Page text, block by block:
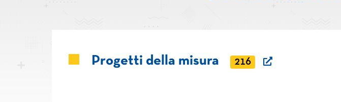
Progetti della misura 216